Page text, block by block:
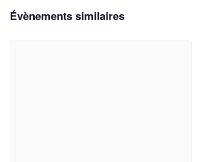
Évènements similaires